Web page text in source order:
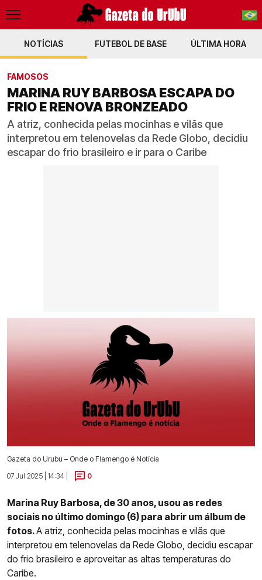
PT-BR
NOTÍCIAS FUTEBOL DE BASE ÚLTIMA HORA
FAMOSOS
MARINA RUY BARBOSA ESCAPA DO
FRIO E RENOVA BRONZEADO
A atriz, conhecida pelas mocinhas e vilãs que
interpretou em telenovelas da Rede Globo, decidiu
escapar do frio brasileiro e ir para o Caribe
Gazeta do Urubu – Onde o Flamengo é Notícia
07 Jul 2025 | 14:34 |
0
Marina Ruy Barbosa, de 30 anos, usou as redes
sociais no último domingo (6) para abrir um álbum de
fotos.A atriz, conhecida pelas mocinhas e vilãs que
interpretou em telenovelas da Rede Globo, decidiu escapar
do frio brasileiro e aproveitar as altas temperaturas do
Caribe.